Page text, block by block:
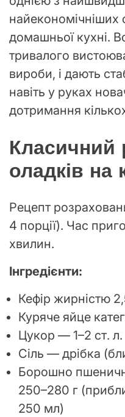
найекономічніших
домашньої кухні.
тривалого
вироби, і дають
навіть у руках
дотримання
Класичний
оладків на
Рецепт
4 порції). Час
хвилин.
Інгредієнти:
Кефір жирністю
Куряче яйце
Цукор — 1–2 ст.
Сіль — дрібка
Борошно
250–280 г
250 мл)